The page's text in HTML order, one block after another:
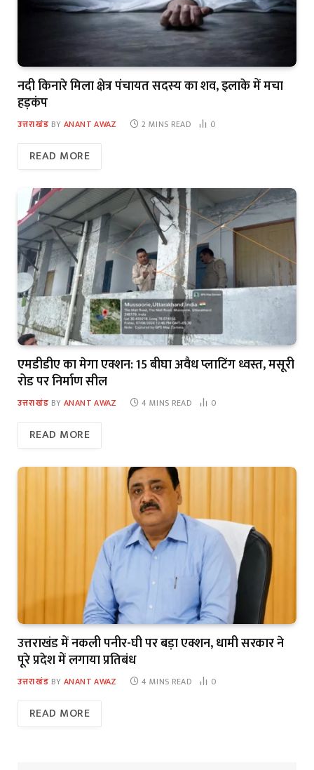
नदी किनारे मिला क्षेत्र पंचायत सदस्य का शव, इलाके में मचा
हड़कंप
उत्तराखंड BY ANANT AWAZ 2 MINS READ 0
READ MORE
एमडीडीए का मेगा एक्शन: 15 बीघा अवैध प्लाटिंग ध्वस्त, मसूरी
रोड पर निर्माण सील
उत्तराखंड BY ANANT AWAZ 4 MINS READ 0
READ MORE
उत्तराखंड में नकली पनीर-घी पर बड़ा एक्शन, धामी सरकार ने
पूरे प्रदेश में लगाया प्रतिबंध
उत्तराखंड BY ANANT AWAZ 4 MINS READ 0
READ MORE